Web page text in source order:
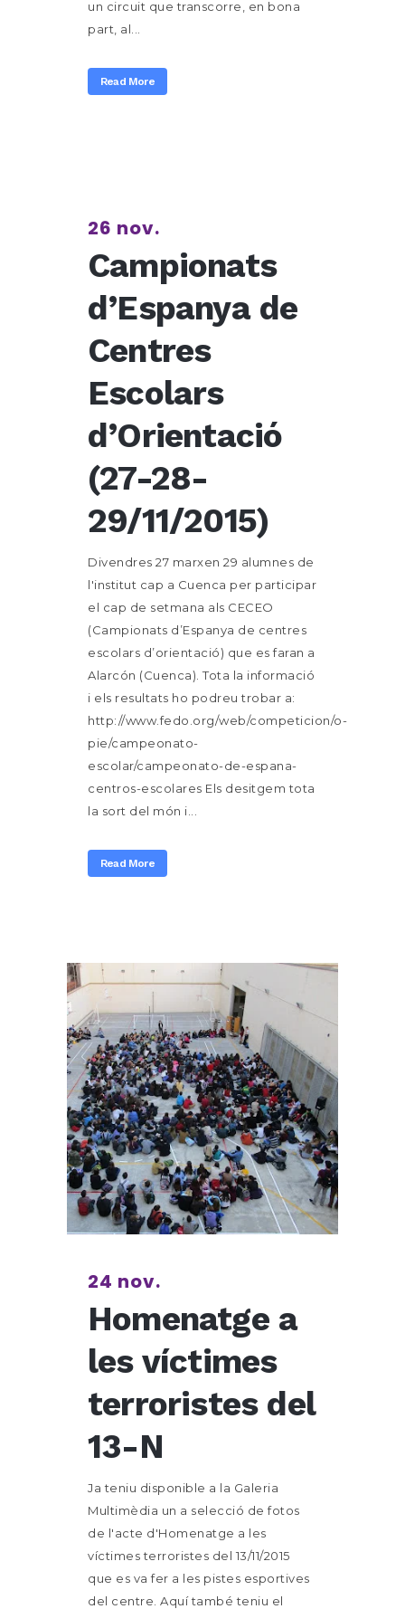
un circuit que transcorre, en bona
part, al...
Read More
26 nov.
Campionats
d’Espanya de
Centres
Escolars
d’Orientació
(27-28-
29/11/2015)
Divendres 27 marxen 29 alumnes de
l'institut cap a Cuenca per participar
el cap de setmana als CECEO
(Campionats d’Espanya de centres
escolars d’orientació) que es faran a
Alarcón (Cuenca). Tota la informació
i els resultats ho podreu trobar a:
http://www.fedo.org/web/competicion/o-
pie/campeonato-
escolar/campeonato-de-espana-
centros-escolares Els desitgem tota
la sort del món i...
Read More
24 nov.
Homenatge a
les víctimes
terroristes del
13-N
Ja teniu disponible a la Galeria
Multimèdia un a selecció de fotos
de l'acte d'Homenatge a les
víctimes terroristes del 13/11/2015
que es va fer a les pistes esportives
del centre. Aquí també teniu el